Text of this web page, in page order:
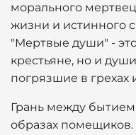
морального
жизни и истинного
"Мертвые души" -
крестьяне, но и
погрязшие в грехах
Грань между
образах